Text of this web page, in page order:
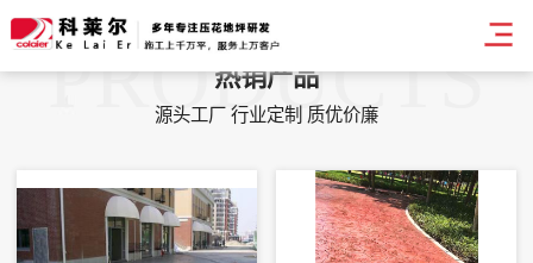
PRODUCTS
热销产品
源头工厂 行业定制 质优价廉